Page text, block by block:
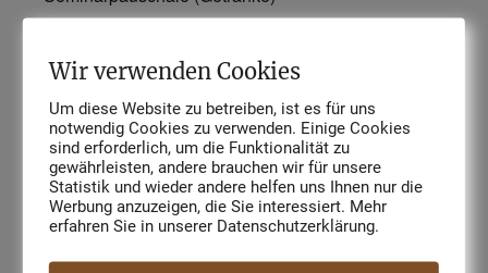
Beide Tage: 90,00 Euro inkl. 1 Mittagessen +
Seminarpauschale (Kaffee, kalte Getränke,
Kuchen)
Samstag: 70,00 Euro inkl. 1 Mittagessen +
Seminarpauschale
Sonntag: 30,00 Euro inkl. Seminarpauschale
Wir verwenden Cookies
Um diese Website zu betreiben, ist es für uns
notwendig Cookies zu verwenden. Einige Cookies
sind erforderlich, um die Funktionalität zu
gewährleisten, andere brauchen wir für unsere
Statistik und wieder andere helfen uns Ihnen nur die
Werbung anzuzeigen, die Sie interessiert. Mehr
erfahren Sie in unserer Datenschutzerklärung.